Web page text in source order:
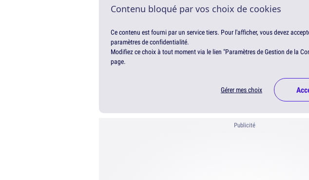
Contenu bloqué par vos choix de cookies
Ce contenu est fourni par un service tiers. Pour l'afficher, vous devez
paramètres de confidentialité.
Modifiez ce choix à tout moment via le lien "Paramètres de Gestion de la
page.
Gérer mes choix
Publicité